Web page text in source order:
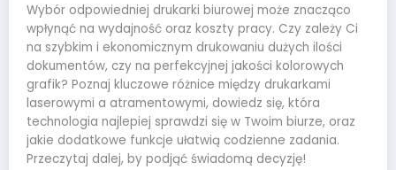
Wybór odpowiedniej drukarki biurowej może znacząco
wpłynąć na wydajność oraz koszty pracy. Czy zależy Ci
na szybkim i ekonomicznym drukowaniu dużych ilości
dokumentów, czy na perfekcyjnej jakości kolorowych
grafik? Poznaj kluczowe różnice między drukarkami
laserowymi a atramentowymi, dowiedz się, która
technologia najlepiej sprawdzi się w Twoim biurze, oraz
jakie dodatkowe funkcje ułatwią codzienne zadania.
Przeczytaj dalej, by podjąć świadomą decyzję!